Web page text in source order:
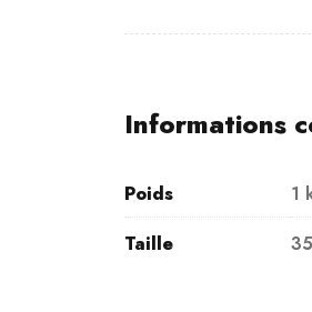
Informations
Poids
1
Taille